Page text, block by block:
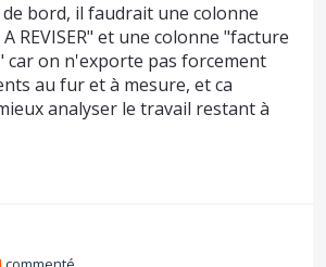
bord, il faudrait une colonne
REVISER" et une colonne "facture
car on n'exporte pas forcement
au fur et à mesure, et ca
analyser le travail restant à